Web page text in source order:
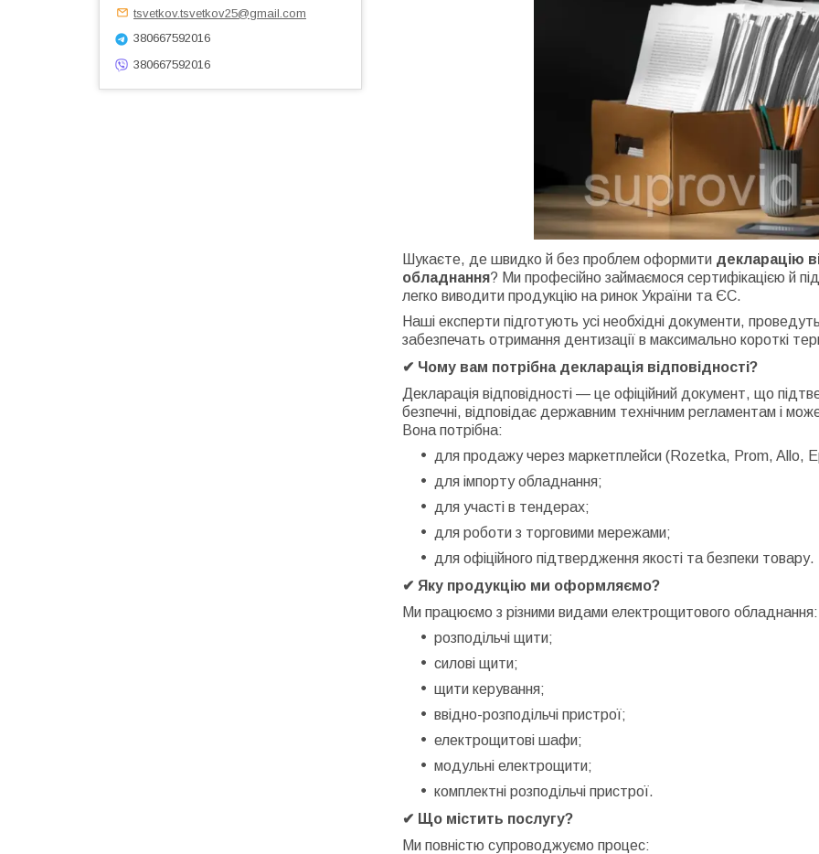
Шукаєте, де швидко й без проблем оформити декларацію
обладнання? Ми професійно займаємося сертифікацією й
легко виводити продукцію на ринок України та ЄС.
Наші експерти підготують усі необхідні документи,
забезпечать отримання дентизації в максимально короткі
✔ Чому вам потрібна декларація відповідності?
Декларація відповідності — це офіційний документ, що
безпечні, відповідає державним технічним регламентам і
Вона потрібна:
для продажу через маркетплейси (Rozetka, Prom, Allo,
для імпорту обладнання;
для участі в тендерах;
для роботи з торговими мережами;
для офіційного підтвердження якості та безпеки товару.
✔ Яку продукцію ми оформляємо?
Ми працюємо з різними видами електрощитового обладнання:
розподільчі щити;
силові щити;
щити керування;
ввідно-розподільчі пристрої;
електрощитові шафи;
модульні електрощити;
комплектні розподільчі пристрої.
✔ Що містить послугу?
Ми повністю супроводжуємо процес:
tsvetkov.tsvetkov25@gmail.com
380667592016
380667592016